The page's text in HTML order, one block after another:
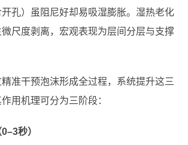
孔）虽阻尼好却易吸湿膨胀。湿热老化
尺度剥离，宏观表现为层间分层与支撑
准干预泡沫形成全过程，系统提升这三
用机理可分为三阶段：
秒）